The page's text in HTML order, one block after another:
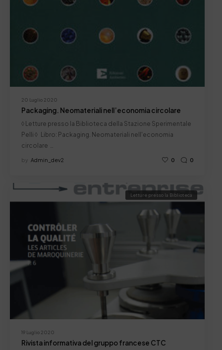
20 Luglio 2020
Packaging. Neomateriali nell’economia circolare
◊ Letture presso la Biblioteca della Stazione Sperimentale
Pelli ◊ Libro: Packaging. Neomateriali nell'economia
circolare …
by Admin_dev2 0 0
19 Luglio 2020
Letture presso la Biblioteca
Rivista informativa del gruppo francese CTC